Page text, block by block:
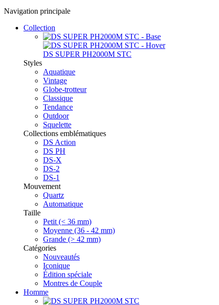
Navigation principale
Collection
DS SUPER PH2000M STC
Styles
Aquatique
Vintage
Globe-trotteur
Classique
Tendance
Outdoor
Squelette
Collections emblématiques
DS Action
DS PH
DS-X
DS-2
DS-1
Mouvement
Quartz
Automatique
Taille
Petit (< 36 mm)
Moyenne (36 - 42 mm)
Grande (> 42 mm)
Catégories
Nouveautés
Iconique
Édition spéciale
Montres de Couple
Homme